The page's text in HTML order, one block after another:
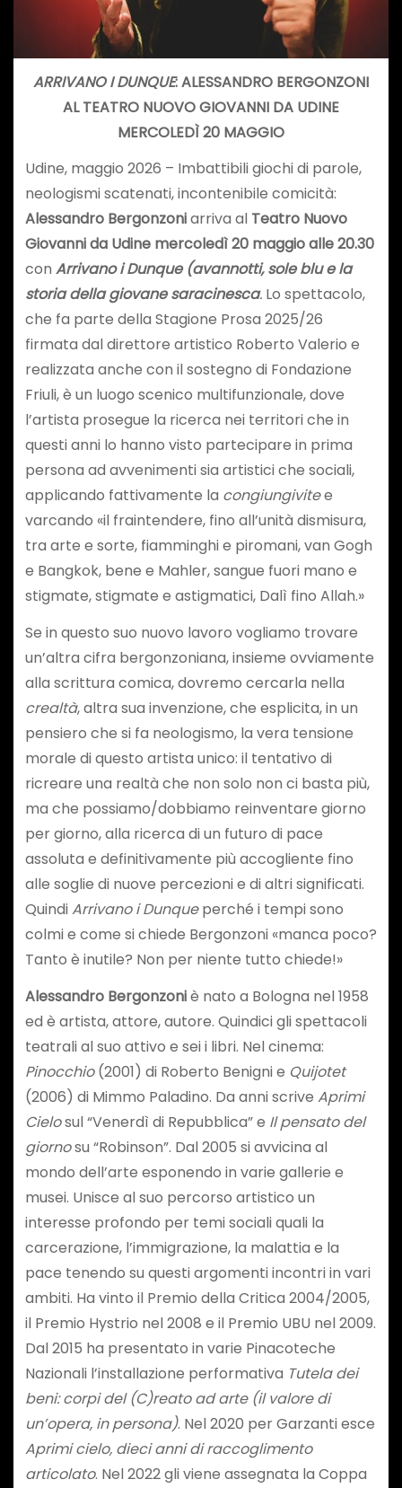
ARRIVANO I DUNQUE: ALESSANDRO BERGONZONI
AL TEATRO NUOVO GIOVANNI DA UDINE
MERCOLEDÌ 20 MAGGIO
Udine, maggio 2026 – Imbattibili giochi di parole,
neologismi scatenati, incontenibile comicità:
Alessandro Bergonzoniarriva al Teatro Nuovo
Giovanni da Udine mercoledì 20 maggio alle 20.30
con Arrivano i Dunque (avannotti, sole blu e la
storia della giovane saracinesca. Lo spettacolo,
che fa parte della Stagione Prosa 2025/26
firmata dal direttore artistico Roberto Valerio e
realizzata anche con il sostegno di Fondazione
Friuli, è un luogo scenico multifunzionale, dove
l’artista prosegue la ricerca nei territori che in
questi anni lo hanno visto partecipare in prima
persona ad avvenimenti sia artistici che sociali,
applicando fattivamente la congiungivitee
varcando «il fraintendere, fino all’unità dismisura,
tra arte e sorte, fiamminghi e piromani, van Gogh
e Bangkok, bene e Mahler, sangue fuori mano e
stigmate, stigmate e astigmatici, Dalì fino Allah.»
Se in questo suo nuovo lavoro vogliamo trovare
un’altra cifra bergonzoniana, insieme ovviamente
alla scrittura comica, dovremo cercarla nella
crealtà, altra sua invenzione, che esplicita, in un
pensiero che si fa neologismo, la vera tensione
morale di questo artista unico: il tentativo di
ricreare una realtà che non solo non ci basta più,
ma che possiamo/dobbiamo reinventare giorno
per giorno, alla ricerca di un futuro di pace
assoluta e definitivamente più accogliente fino
alle soglie di nuove percezioni e di altri significati.
QuindiArrivano i Dunqueperché i tempi sono
colmi e come si chiede Bergonzoni «manca poco?
Tanto è inutile? Non per niente tutto chiede!»
Alessandro Bergonzoniè nato a Bologna nel 1958
ed è artista, attore, autore. Quindici gli spettacoli
teatrali al suo attivo e sei i libri. Nel cinema:
Pinocchio(2001) di Roberto Benigni e Quijotet
(2006) di Mimmo Paladino. Da anni scrive Aprimi
Cielosul “Venerdì di Repubblica” e Il pensato del
giornosu “Robinson”. Dal 2005 si avvicina al
mondo dell’arte esponendo in varie gallerie e
musei. Unisce al suo percorso artistico un
interesse profondo per temi sociali quali la
carcerazione, l’immigrazione, la malattia e la
pace tenendo su questi argomenti incontri in vari
ambiti. Ha vinto il Premio della Critica 2004/2005,
il Premio Hystrio nel 2008 e il Premio UBU nel 2009.
Dal 2015 ha presentato in varie Pinacoteche
Nazionali l’installazione performativa Tutela dei
beni: corpi del (C)reato ad arte (il valore di
un’opera, in persona). Nel 2020 per Garzanti esce
Aprimi cielo, dieci anni di raccoglimento
articolato. Nel 2022 gli viene assegnata la Coppa